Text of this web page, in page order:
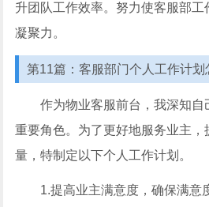
升团队工作效率。努力使客服部工
凝聚力。
第11篇：客服部门个人工作计
作为物业客服前台，我深知
重要角色。为了更好地服务业主
量，特制定以下个人工作计划。
1.提高业主满意度，确保满意